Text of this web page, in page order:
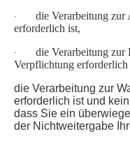
· die Verarbeitung zur
erforderlich ist,
· die Verarbeitung zur
Verpflichtung erforderlich
die Verarbeitung zur
erforderlich ist und
dass Sie ein
der Nichtweitergabe